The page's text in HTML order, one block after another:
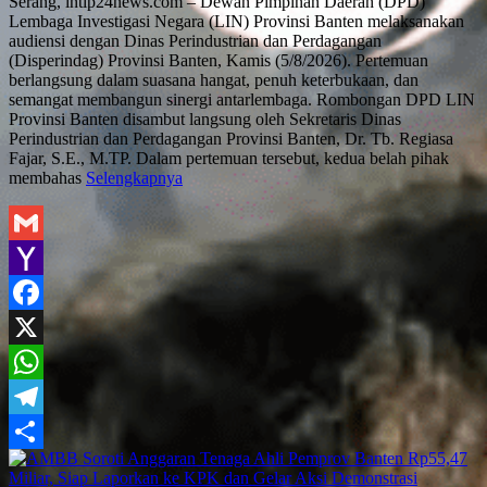
Lembaga Investigasi Negara (LIN) Provinsi Banten melaksanakan
audiensi dengan Dinas Perindustrian dan Perdagangan
(Disperindag) Provinsi Banten, Kamis (5/8/2026). Pertemuan
berlangsung dalam suasana hangat, penuh keterbukaan, dan
semangat membangun sinergi antarlembaga. Rombongan DPD LIN
Provinsi Banten disambut langsung oleh Sekretaris Dinas
Perindustrian dan Perdagangan Provinsi Banten, Dr. Tb. Regiasa
Fajar, S.E., M.TP. Dalam pertemuan tersebut, kedua belah pihak
membahas Selengkapnya
Gmail
Yahoo
Mail
Facebook
X
WhatsApp
Telegram
Share